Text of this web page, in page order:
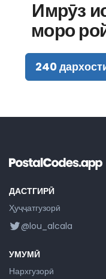
Имрӯз
моро
240
ДАСТГИРӢ
Ҳуҷҷатгузорӣ
@lou_alcala
УМУМӢ
Нархгузорӣ